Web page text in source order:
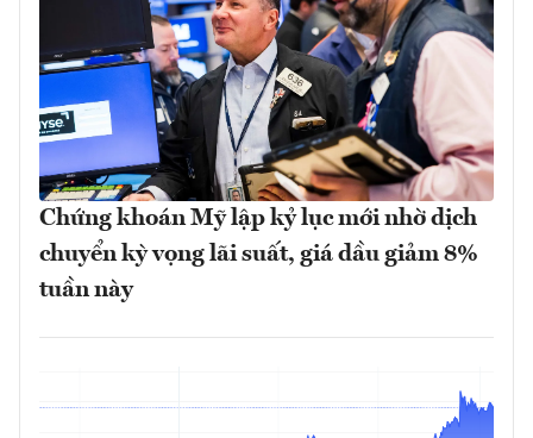
Chứng khoán Mỹ lập kỷ lục mới nhờ dịch
chuyển kỳ vọng lãi suất, giá dầu giảm 8%
tuần này